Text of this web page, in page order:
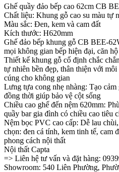
Ghế quầy đảo bếp cao 62cm CB
Chất liệu: Khung gỗ cao su màu tự
Màu sắc: Đen, kem và cam đất
Kích thước: H620mm
Ghế đảo bếp khung gỗ CB BEE-
mọi không gian bếp hiện đại, căn
Thiết kế khung gỗ cố định chắc
tự nhiên bền đẹp, thân thiện với
cúng cho không gian
Lưng tựa cong nhẹ nhàng: Tạo
đồng thời giúp bảo vệ cột sống
Chiều cao ghế đến nệm 620mm:
quầy bar gia đình có chiều cao tiêu
Nệm bọc PVC cao cấp: Dễ lau
chọn: đen cá tính, kem tinh tế, cam
phong cách nội thất
Nội thất Capta
=> Liên hệ tư vấn và đặt hàng:
Showroom: 540 Liên Phường,